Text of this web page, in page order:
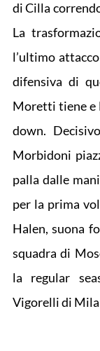
di Cilla
La
l’ultimo
difensiva di
Moretti tiene e
down.
Morbidoni
palla dalle
per la prima
Halen, suona
squadra di
la regular
Vigorelli di